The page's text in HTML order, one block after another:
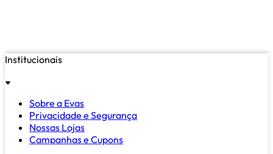
Institucionais
Sobre a Evas
Privacidade e Segurança
Nossas Lojas
Campanhas e Cupons